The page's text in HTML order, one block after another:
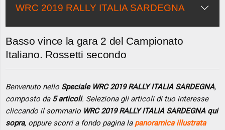
WRC 2019 RALLY ITALIA SARDEGNA
Basso vince la gara 2 del Campionato
Italiano. Rossetti secondo
Benvenuto nello Speciale WRC 2019 RALLY ITALIA SARDEGNA,
composto da 5 articoli. Seleziona gli articoli di tuo interesse
cliccando il sommario WRC 2019 RALLY ITALIA SARDEGNA qui
sopra, oppure scorri a fondo pagina la panoramica illustrata